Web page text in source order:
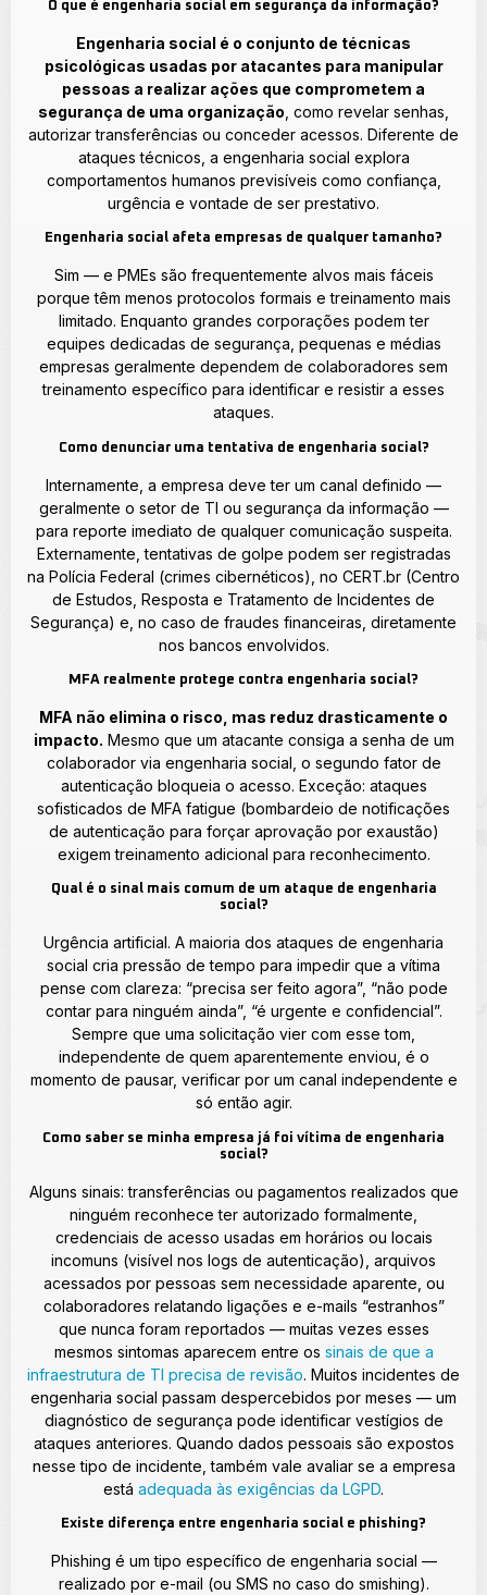
O que é engenharia social em segurança da informação?
Engenharia social é o conjunto de técnicas
psicológicas usadas por atacantes para manipular
pessoas a realizar ações que comprometem a
segurança de uma organização , como revelar senhas,
autorizar transferências ou conceder acessos. Diferente de
ataques técnicos, a engenharia social explora
comportamentos humanos previsíveis como confiança,
urgência e vontade de ser prestativo.
Engenharia social afeta empresas de qualquer tamanho?
Sim — e PMEs são frequentemente alvos mais fáceis
porque têm menos protocolos formais e treinamento mais
limitado. Enquanto grandes corporações podem ter
equipes dedicadas de segurança, pequenas e médias
empresas geralmente dependem de colaboradores sem
treinamento específico para identificar e resistir a esses
ataques.
Como denunciar uma tentativa de engenharia social?
Internamente, a empresa deve ter um canal definido —
geralmente o setor de TI ou segurança da informação —
para reporte imediato de qualquer comunicação suspeita.
Externamente, tentativas de golpe podem ser registradas
na Polícia Federal (crimes cibernéticos), no CERT.br (Centro
de Estudos, Resposta e Tratamento de Incidentes de
Segurança) e, no caso de fraudes financeiras, diretamente
nos bancos envolvidos.
MFA realmente protege contra engenharia social?
MFA não elimina o risco, mas reduz drasticamente o
impacto. Mesmo que um atacante consiga a senha de um
colaborador via engenharia social, o segundo fator de
autenticação bloqueia o acesso. Exceção: ataques
sofisticados de MFA fatigue (bombardeio de notificações
de autenticação para forçar aprovação por exaustão)
exigem treinamento adicional para reconhecimento.
Qual é o sinal mais comum de um ataque de engenharia
social?
Urgência artificial. A maioria dos ataques de engenharia
social cria pressão de tempo para impedir que a vítima
pense com clareza: “precisa ser feito agora”, “não pode
contar para ninguém ainda”, “é urgente e confidencial”.
Sempre que uma solicitação vier com esse tom,
independente de quem aparentemente enviou, é o
momento de pausar, verificar por um canal independente e
só então agir.
Como saber se minha empresa já foi vítima de engenharia
social?
Alguns sinais: transferências ou pagamentos realizados que
ninguém reconhece ter autorizado formalmente,
credenciais de acesso usadas em horários ou locais
incomuns (visível nos logs de autenticação), arquivos
acessados por pessoas sem necessidade aparente, ou
colaboradores relatando ligações e e-mails “estranhos”
que nunca foram reportados — muitas vezes esses
mesmos sintomas aparecem entre os sinais de que a
infraestrutura de TI precisa de revisão. Muitos incidentes de
engenharia social passam despercebidos por meses — um
diagnóstico de segurança pode identificar vestígios de
ataques anteriores. Quando dados pessoais são expostos
nesse tipo de incidente, também vale avaliar se a empresa
está adequada às exigências da LGPD.
Existe diferença entre engenharia social e phishing?
Phishing é um tipo específico de engenharia social —
realizado por e-mail (ou SMS no caso do smishing).